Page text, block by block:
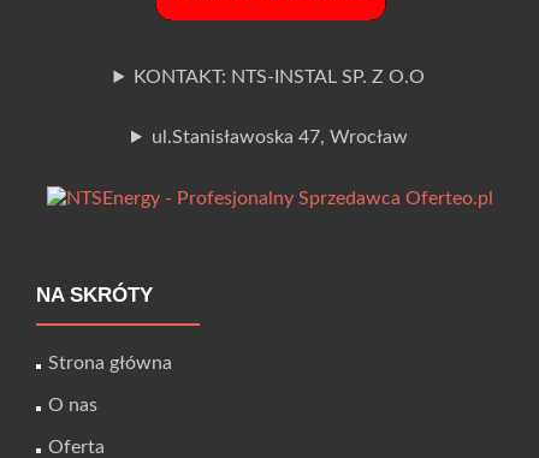
KONTAKT: NTS-INSTAL SP. Z O.O
ul.Stanisławoska 47, Wrocław
NA SKRÓTY
Strona główna
O nas
Oferta